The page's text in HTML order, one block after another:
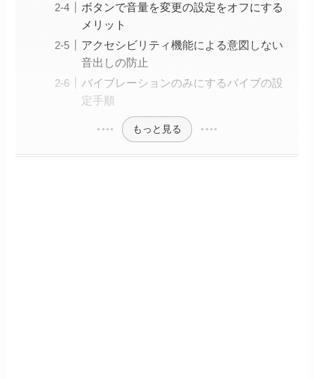
ボタンで音量を変更の設定をオフにする
メリット
アクセシビリティ機能による意図しない
音出しの防止
バイブレーションのみにするバイブの設
定手順
もっと見る